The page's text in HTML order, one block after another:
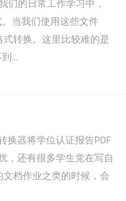
们的日常工作学习中，
当我们使用这些文件
转换。这里比较难的是
...
换器将学位认证报告PDF
，还有很多学生党在写自
档作业之类的时候，会